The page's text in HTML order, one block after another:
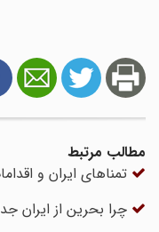
مطالب مرتبط
تمناهای ایران و
چرا بحرین از ایران جدا